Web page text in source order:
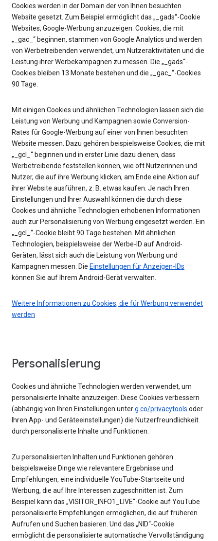
Cookies werden in der Domain der von Ihnen besuchten
Website gesetzt. Zum Beispiel ermöglicht das „_gads“-Cookie
Websites, Google-Werbung anzuzeigen. Cookies, die mit
„_gac_“ beginnen, stammen von Google Analytics und werden
von Werbetreibenden verwendet, um Nutzeraktivitäten und die
Leistung ihrer Werbekampagnen zu messen. Die „_gads“-
Cookies bleiben 13 Monate bestehen und die „_gac_“-Cookies
90 Tage.
Mit einigen Cookies und ähnlichen Technologien lassen sich die
Leistung von Werbung und Kampagnen sowie Conversion-
Rates für Google-Werbung auf einer von Ihnen besuchten
Website messen. Dazu gehören beispielsweise Cookies, die mit
„_gcl_“ beginnen und in erster Linie dazu dienen, dass
Werbetreibende feststellen können, wie oft Nutzerinnen und
Nutzer, die auf ihre Werbung klicken, am Ende eine Aktion auf
ihrer Website ausführen, z. B. etwas kaufen. Je nach Ihren
Einstellungen und Ihrer Auswahl können die durch diese
Cookies und ähnliche Technologien erhobenen Informationen
auch zur Personalisierung von Werbung eingesetzt werden. Ein
„_gcl_“-Cookie bleibt 90 Tage bestehen. Mit ähnlichen
Technologien, beispielsweise der Werbe-ID auf Android-
Geräten, lässt sich auch die Leistung von Werbung und
Kampagnen messen. Die Einstellungen für Anzeigen-IDs
können Sie auf Ihrem Android-Gerät verwalten.
Weitere Informationen zu Cookies, die für Werbung verwendet
werden
Personalisierung
Cookies und ähnliche Technologien werden verwendet, um
personalisierte Inhalte anzuzeigen. Diese Cookies verbessern
(abhängig von Ihren Einstellungen unterg.co/privacytools oder
Ihren App- und Geräteeinstellungen) die Nutzerfreundlichkeit
durch personalisierte Inhalte und Funktionen.
Zu personalisierten Inhalten und Funktionen gehören
beispielsweise Dinge wie relevantere Ergebnisse und
Empfehlungen, eine individuelle YouTube-Startseite und
Werbung, die auf Ihre Interessen zugeschnitten ist. Zum
Beispiel kann das „VISITOR_INFO1_LIVE“-Cookie auf YouTube
personalisierte Empfehlungen ermöglichen, die auf früheren
Aufrufen und Suchen basieren. Und das „NID“-Cookie
ermöglicht die personalisierte automatische Vervollständigung